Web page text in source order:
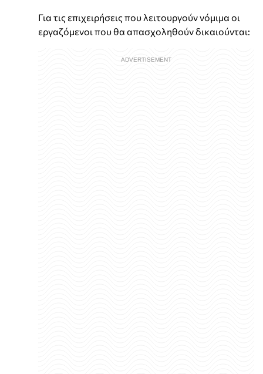
Για τις επιχειρήσεις που λειτουργούν νόμιμα οι
εργαζόμενοι που θα απασχοληθούν δικαιούνται: